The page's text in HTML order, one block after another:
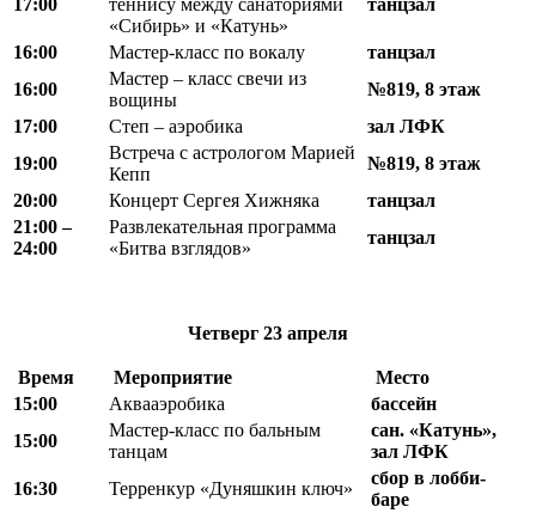
«Сибирь» и «Катунь»
16:00 Мастер-класс по вокалу
танцзал
16:00
Мастер – класс свечи из
вощины
№819, 8 этаж
17:00
Степ – аэробика
зал ЛФК
19:00
Встреча с астрологом Марией
Кепп
№819, 8 этаж
20:00
Концерт Сергея Хижняка
танцзал
21:00 –
24:00
Развлекательная программа
«Битва взглядов»
танцзал
Четверг 23 апреля
Время Мероприятие
Место
15:00
Аквааэробика
бассейн
15:00
Мастер-класс по бальным
танцам
сан. «Катунь»,
зал ЛФК
16:30
Терренкур «Дуняшкин ключ»
сбор в лобби-
баре